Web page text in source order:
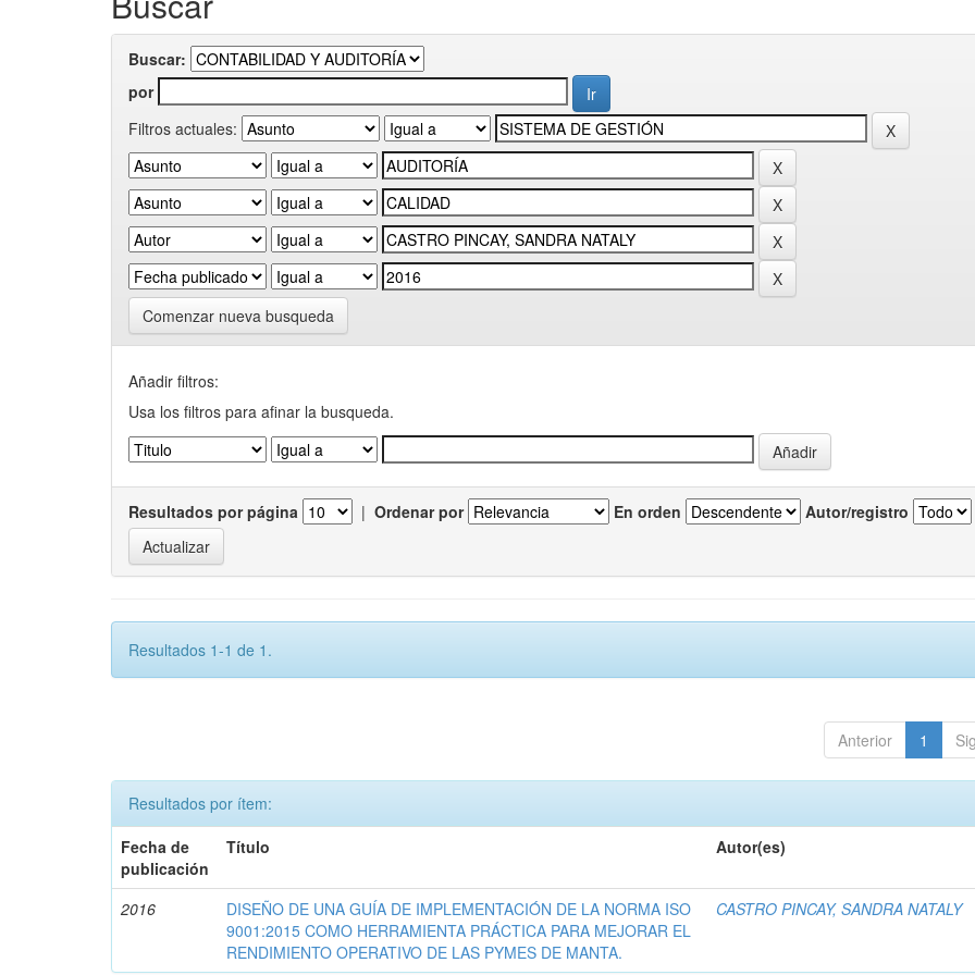
Buscar:
por
Filtros actuales:
Comenzar nueva busqueda
Añadir filtros:
Usa los filtros para afinar la busqueda.
Resultados por página | Ordenar por En orden Autor/registro
Resultados 1-1 de 1.
Anterior 1
Resultados por ítem:
Fecha de
publicación
Título Autor(es)
2016
DISEÑO DE UNA GUÍA DE IMPLEMENTACIÓN DE LA NORMA ISO
9001:2015 COMO HERRAMIENTA PRÁCTICA PARA MEJORAR EL
RENDIMIENTO OPERATIVO DE LAS PYMES DE MANTA.
CASTRO PINCAY, SANDRA NATALY